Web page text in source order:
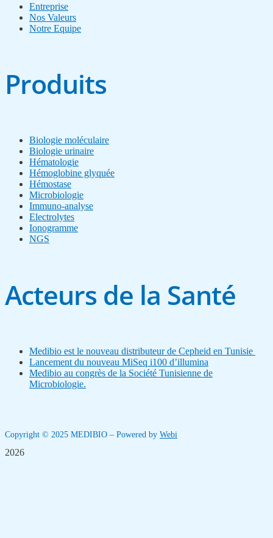
Entreprise
Nos Valeurs
Notre Equipe
Produits
Biologie moléculaire
Biologie urinaire
Hématologie
Hémoglobine glyquée
Hémostase
Microbiologie
Immuno-analyse
Electrolytes
Ionogramme
NGS
Acteurs de la Santé
Medibio est le nouveau distributeur de Cepheid en Tunisie
Lancement du nouveau MiSeq i100 d’illumina
Medibio au congrès de la Société Tunisienne de
Microbiologie.
Copyright © 2025 MEDIBIO – Powered by Webi
2026